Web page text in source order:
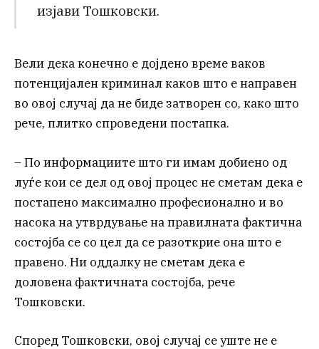
изјави Тошковски.
Вели дека конечно е дојдено време ваков
потенцијален криминал каков што е направен
во овој случај да не биде затворен со, како што
рече, плитко спроведени постапка.
– По информациите што ги имам добиено од
луѓе кои се дел од овој процес не сметам дека е
постапено максимално професионално и во
насока на утврдување на правилната фактична
состојба се со цел да се разоткрие она што е
правено. Ни оддалку не сметам дека е
доловена фактичната состојба, рече
Тошковски.
Според Тошковски, овој случај се уште не е